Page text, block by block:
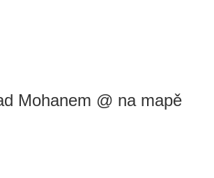
Mohanem @ na mapě